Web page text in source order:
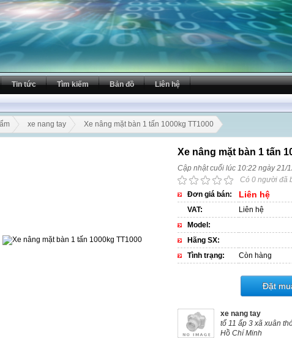
Tin tức Tìm kiếm Bản đồ Liên hệ
xe nang tay Xe nâng mặt bàn 1 tấn 1000kg TT1000
Xe nâng mặt bàn 1 tấn
Cập nhật cuối lúc 10:22 ngày 21/
Có 0 người đã
Đơn giá bán:
Liên hệ
VAT:
Liên hệ
Model:
Hãng SX:
Tình trạng:
Còn hàng
Đặt
xe nang tay
tổ 11 ấp 3 xã xuân
Hồ Chí Minh